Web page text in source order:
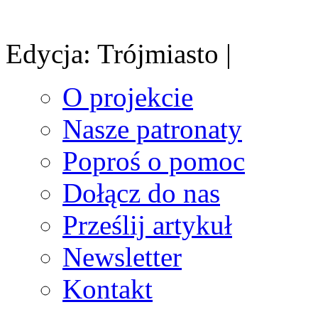
Edycja: Trójmiasto |
O projekcie
Nasze patronaty
Poproś o pomoc
Dołącz do nas
Prześlij artykuł
Newsletter
Kontakt